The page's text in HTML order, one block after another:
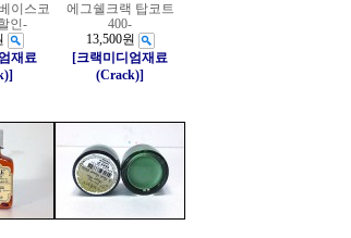
이스코
인-
재료
에그쉘크랙 탑코트
400-
13,500원
[크랙미디엄재료
(Crack)]